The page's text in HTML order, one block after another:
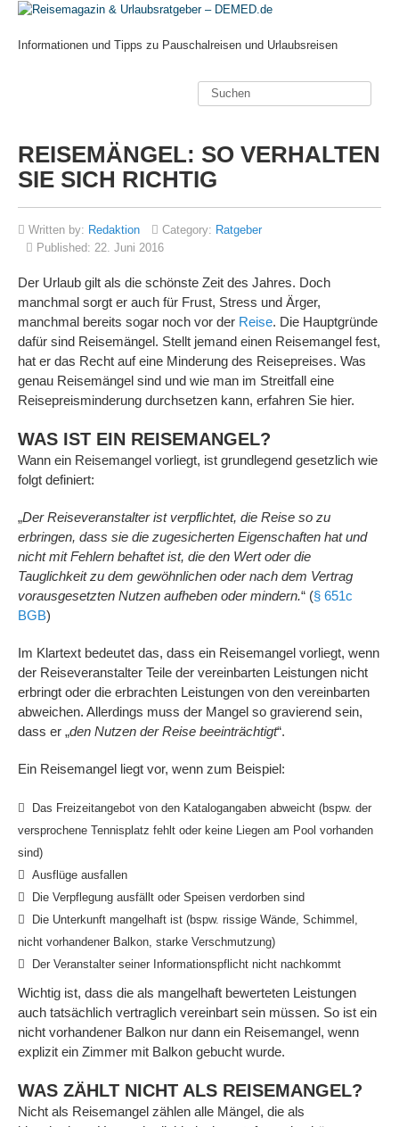
Informationen und Tipps zu Pauschalreisen und Urlaubsreisen
REISEMÄNGEL: SO VERHALTEN
SIE SICH RICHTIG
Written by: Redaktion Category: Ratgeber
Published: 22. Juni 2016
Der Urlaub gilt als die schönste Zeit des Jahres. Doch
manchmal sorgt er auch für Frust, Stress und Ärger,
manchmal bereits sogar noch vor der Reise. Die Hauptgründe
dafür sind Reisemängel. Stellt jemand einen Reisemangel fest,
hat er das Recht auf eine Minderung des Reisepreises. Was
genau Reisemängel sind und wie man im Streitfall eine
Reisepreisminderung durchsetzen kann, erfahren Sie hier.
WAS IST EIN REISEMANGEL?
Wann ein Reisemangel vorliegt, ist grundlegend gesetzlich wie
folgt definiert:
„Der Reiseveranstalter ist verpflichtet, die Reise so zu
erbringen, dass sie die zugesicherten Eigenschaften hat und
nicht mit Fehlern behaftet ist, die den Wert oder die
Tauglichkeit zu dem gewöhnlichen oder nach dem Vertrag
vorausgesetzten Nutzen aufheben oder mindern.“ (§ 651c
BGB)
Im Klartext bedeutet das, dass ein Reisemangel vorliegt, wenn
der Reiseveranstalter Teile der vereinbarten Leistungen nicht
erbringt oder die erbrachten Leistungen von den vereinbarten
abweichen. Allerdings muss der Mangel so gravierend sein,
dass er „den Nutzen der Reise beeinträchtigt“.
Ein Reisemangel liegt vor, wenn zum Beispiel:
Das Freizeitangebot von den Katalogangaben abweicht (bspw. der
versprochene Tennisplatz fehlt oder keine Liegen am Pool vorhanden
sind)
Ausflüge ausfallen
Die Verpflegung ausfällt oder Speisen verdorben sind
Die Unterkunft mangelhaft ist (bspw. rissige Wände, Schimmel,
nicht vorhandener Balkon, starke Verschmutzung)
Der Veranstalter seiner Informationspflicht nicht nachkommt
Wichtig ist, dass die als mangelhaft bewerteten Leistungen
auch tatsächlich vertraglich vereinbart sein müssen. So ist ein
nicht vorhandener Balkon nur dann ein Reisemangel, wenn
explizit ein Zimmer mit Balkon gebucht wurde.
WAS ZÄHLT NICHT ALS REISEMANGEL?
Nicht als Reisemangel zählen alle Mängel, die als